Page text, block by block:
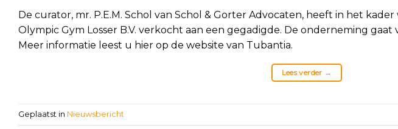
De curator, mr. P.E.M. Schol van Schol & Gorter Advocaten, heeft in het
Olympic Gym Losser B.V. verkocht aan een gegadigde. De onderneming
Meer informatie leest u hier op de website van Tubantia.
Lees verder →
Geplaatst in Nieuwsbericht